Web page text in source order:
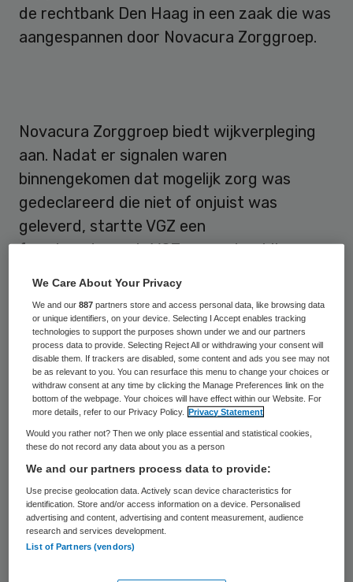
de rechtbank Den Haag in een zaak die was
aangespannen door Novacura Zorggroep.
Novacura Zorggroep biedt wijkverpleging
aan. Nadat er signalen waren
binnengekomen dat mogelijk zorg was
gedeclareerd die niet of onjuist was
geleverd, startte VGZ een
fraudeonderzoek. VGZ vroeg daarbij
urenregistraties en dagrapportages op.
Verstrekkende gevolgen
Uit het onderzoek trok VGZ de conclusie
dat de urenregistraties weliswaar
grotendeels overeenkwamen met de
was meer dan 40 procent van de
geregistreerde zorg niet terug te vinden in
die dagrapportages. Daarnaast zouden
twee verzekerden hebben verklaard dat er
We Care About Your Privacy
We and our887 partners store and access personal data, like browsing data
or unique identifiers, on your device. Selecting I Accept enables tracking
technologies to support the purposes shown under we and our partners
process data to provide. Selecting Reject All or withdrawing your consent will
disable them. If trackers are disabled, some content and ads you see may not
be as relevant to you. You can resurface this menu to change your choices or
withdraw consent at any time by clicking the Manage Preferences link on the
bottom of the webpage. Your choices will have effect within our Website. For
more details, refer to our Privacy Policy.
Privacy Statement
Would you rather not? Then we only place essential and statistical cookies,
these do not record any data about you as a person
We and our partners process data to provide:
Use precise geolocation data. Actively scan device characteristics for
identification. Store and/or access information on a device. Personalised
advertising and content, advertising and content measurement, audience
research and services development.
List of Partners (vendors)